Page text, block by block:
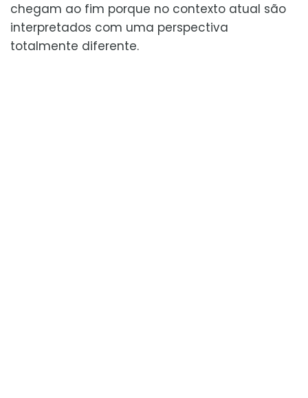
chegam ao fim porque no contexto atual são
interpretados com uma perspectiva
totalmente diferente.